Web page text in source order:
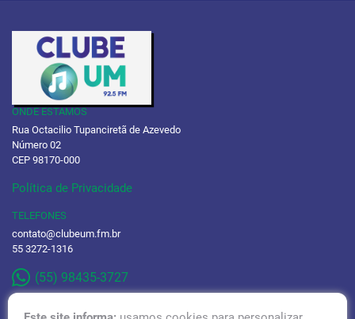
ONDE ESTAMOS
Rua Octacilio Tupanciretã de Azevedo
Número 02
CEP 98170-000
Política de Privacidade
TELEFONES
contato@clubeum.fm.br
55 3272-1316
(55) 98435-3727